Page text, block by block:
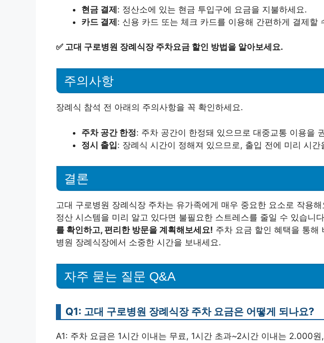
현금 결제: 정산소에 있는 현금 투입구에 요금을 지불하세요.
카드 결제: 신용 카드 또는 체크 카드를 이용해 간편하게 결제할
✅ 고대 구로병원 장례식장 주차요금 할인 방법을 알아보세요.
주의사항
장례식 참석 전 아래의 주의사항을 꼭 확인하세요.
주차 공간 한정: 주차 공간이 한정돼 있으므로 대중교통 이용을
정시 출입: 장례식 시간이 정해져 있으므로, 출입 전에 미리 시
결론
고대 구로병원 장례식장 주차는 유가족에게 매우 중요한 요소로 작용
정산 시스템을 미리 알고 있다면 불필요한 스트레스를 줄일 수 있습니
를 확인하고, 편리한 방문을 계획해보세요! 주차 요금 할인 혜택을 통해
병원 장례식장에서 소중한 시간을 보내세요.
자주 묻는 질문 Q&A
Q1: 고대 구로병원 장례식장 주차 요금은 어떻게 되나요?
A1: 주차 요금은 1시간 이내는 무료, 1시간 초과~2시간 이내는 2.000